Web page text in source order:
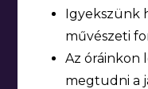
Igyekszünk
művészeti
Az óráinkon
megtudni a